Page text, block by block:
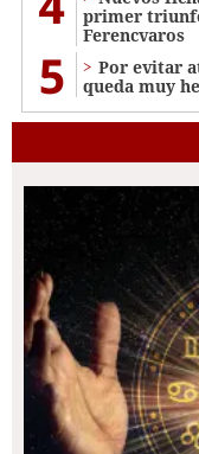
primer
Ferencvaros
5
Por evitar
queda muy